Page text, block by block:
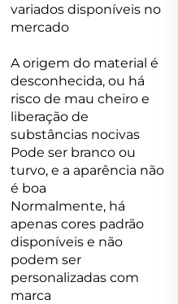
variados disponíveis no
mercado
A origem do material é
desconhecida, ou há
risco de mau cheiro e
liberação de
substâncias nocivas
Pode ser branco ou
turvo, e a aparência não
é boa
Normalmente, há
apenas cores padrão
disponíveis e não
podem ser
personalizadas com
marca